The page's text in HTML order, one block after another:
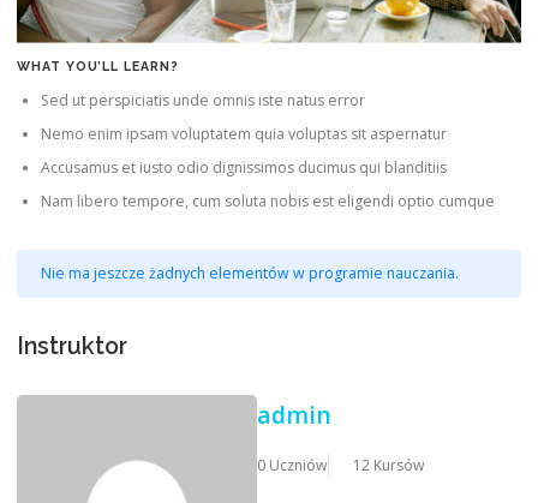
WHAT YOU’LL LEARN?
Sed ut perspiciatis unde omnis iste natus error
Nemo enim ipsam voluptatem quia voluptas sit aspernatur
Accusamus et iusto odio dignissimos ducimus qui blanditiis
Nam libero tempore, cum soluta nobis est eligendi optio cumque
Nie ma jeszcze żadnych elementów w programie nauczania.
Instruktor
admin
0 Uczniów 12 Kursów